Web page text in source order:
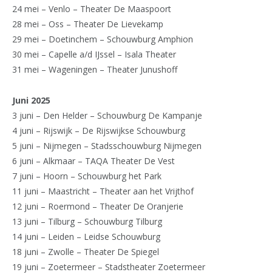
24 mei – Venlo – Theater De Maaspoort
28 mei – Oss – Theater De Lievekamp
29 mei – Doetinchem – Schouwburg Amphion
30 mei – Capelle a/d IJssel – Isala Theater
31 mei – Wageningen – Theater Junushoff
Juni 2025
3 juni – Den Helder – Schouwburg De Kampanje
4 juni – Rijswijk – De Rijswijkse Schouwburg
5 juni – Nijmegen – Stadsschouwburg Nijmegen
6 juni – Alkmaar – TAQA Theater De Vest
7 juni – Hoorn – Schouwburg het Park
11 juni – Maastricht – Theater aan het Vrijthof
12 juni – Roermond – Theater De Oranjerie
13 juni – Tilburg – Schouwburg Tilburg
14 juni – Leiden – Leidse Schouwburg
18 juni – Zwolle – Theater De Spiegel
19 juni – Zoetermeer – Stadstheater Zoetermeer